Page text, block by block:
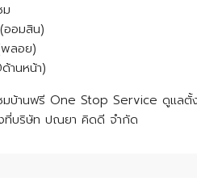
อมสิน)
ลอย)
านหน้า)
บ้านฟรี One Stop Service ดูแลตั้
ที่บริษัท ปณยา คิดดี จำกัด